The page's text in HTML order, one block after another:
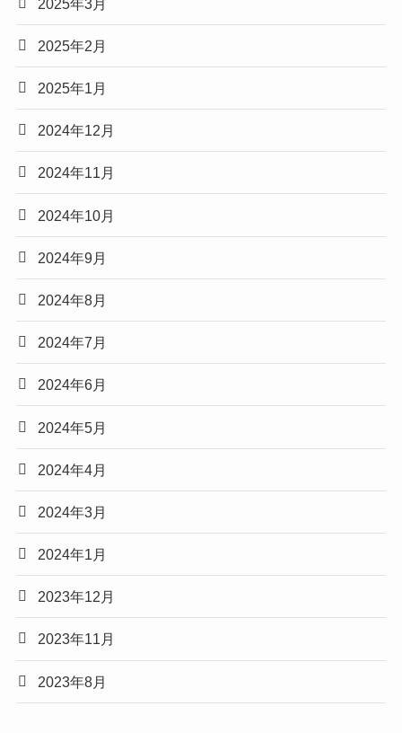
2025年3月
2025年2月
2025年1月
2024年12月
2024年11月
2024年10月
2024年9月
2024年8月
2024年7月
2024年6月
2024年5月
2024年4月
2024年3月
2024年1月
2023年12月
2023年11月
2023年8月